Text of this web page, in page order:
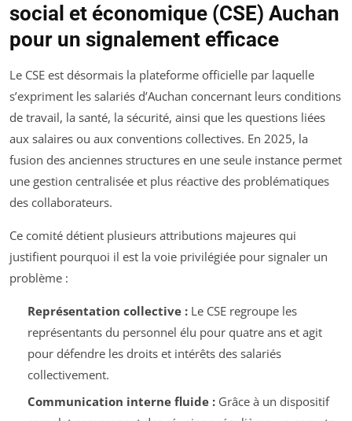
social et économique (CSE) Auchan
pour un signalement efficace
Le CSE est désormais la plateforme officielle par laquelle
s’expriment les salariés d’Auchan concernant leurs conditions
de travail, la santé, la sécurité, ainsi que les questions liées
aux salaires ou aux conventions collectives. En 2025, la
fusion des anciennes structures en une seule instance permet
une gestion centralisée et plus réactive des problématiques
des collaborateurs.
Ce comité détient plusieurs attributions majeures qui
justifient pourquoi il est la voie privilégiée pour signaler un
problème :
Représentation collective :Le CSE regroupe les
représentants du personnel élu pour quatre ans et agit
pour défendre les droits et intérêts des salariés
collectivement.
Communication interne fluide :Grâce à un dispositif